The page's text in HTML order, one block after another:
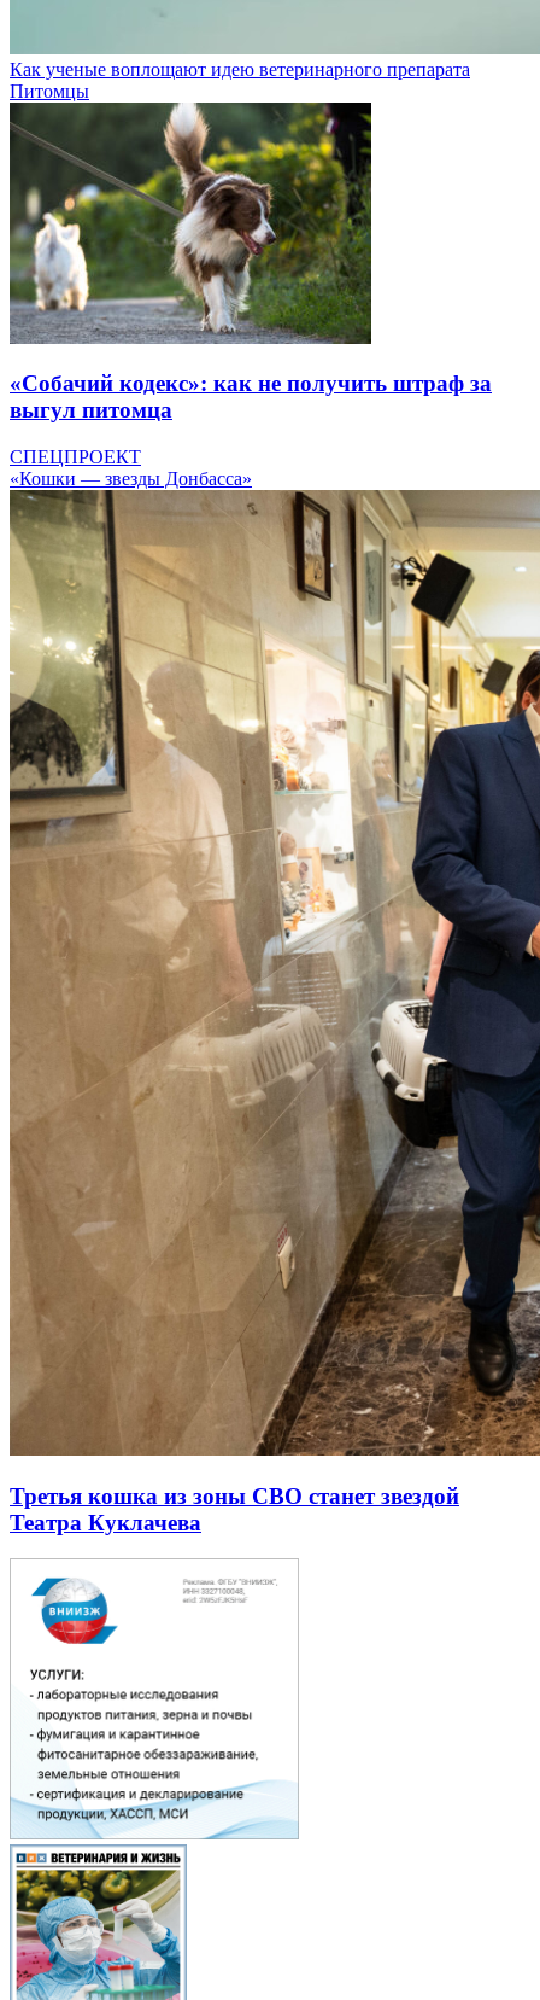
Как ученые воплощают идею ветеринарного препарата
Питомцы
«Собачий кодекс»: как не получить штраф за
выгул питомца
СПЕЦПРОЕКТ
«Кошки — звезды Донбасса»
Третья кошка из зоны СВО станет звездой
Театра Куклачева